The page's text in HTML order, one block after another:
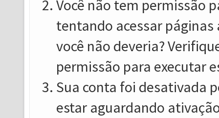
Você não tem permissão
tentando acessar
você não deveria?
permissão para executar
Sua conta foi desativada
estar aguardando